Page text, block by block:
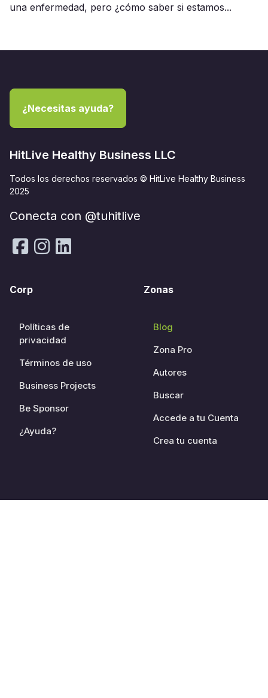
una enfermedad, pero ¿cómo saber si estamos...
¿Necesitas ayuda?
HitLive Healthy Business LLC
Todos los derechos reservados © HitLive Healthy Business
2025
Conecta con @tuhitlive
Corp
Políticas de
privacidad
Términos de uso
Business Projects
Be Sponsor
¿Ayuda?
Zonas
Blog
Zona Pro
Autores
Buscar
Accede a tu Cuenta
Crea tu cuenta